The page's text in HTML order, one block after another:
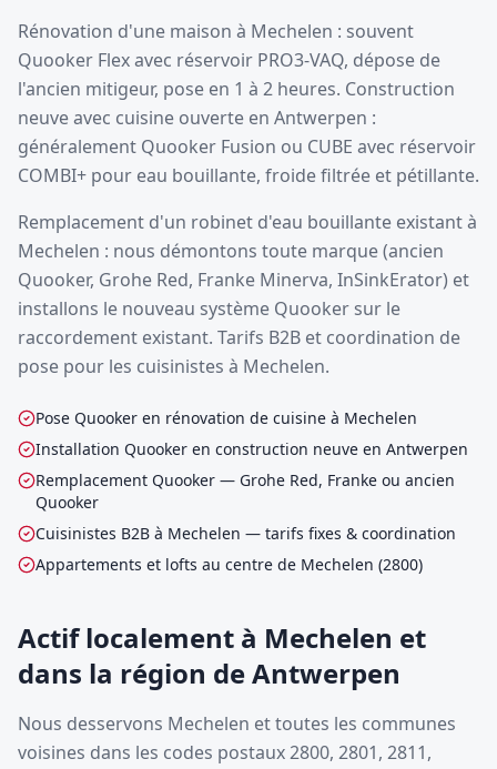
Rénovation d'une maison à Mechelen : souvent
Quooker Flex avec réservoir PRO3-VAQ, dépose de
l'ancien mitigeur, pose en 1 à 2 heures. Construction
neuve avec cuisine ouverte en Antwerpen :
généralement Quooker Fusion ou CUBE avec réservoir
COMBI+ pour eau bouillante, froide filtrée et pétillante.
Remplacement d'un robinet d'eau bouillante existant à
Mechelen : nous démontons toute marque (ancien
Quooker, Grohe Red, Franke Minerva, InSinkErator) et
installons le nouveau système Quooker sur le
raccordement existant. Tarifs B2B et coordination de
pose pour les cuisinistes à Mechelen.
Pose Quooker en rénovation de cuisine à Mechelen
Installation Quooker en construction neuve en Antwerpen
Remplacement Quooker — Grohe Red, Franke ou ancien
Quooker
Cuisinistes B2B à Mechelen — tarifs fixes & coordination
Appartements et lofts au centre de Mechelen (2800)
Actif localement à Mechelen et
dans la région de Antwerpen
Nous desservons Mechelen et toutes les communes
voisines dans les codes postaux 2800, 2801, 2811,